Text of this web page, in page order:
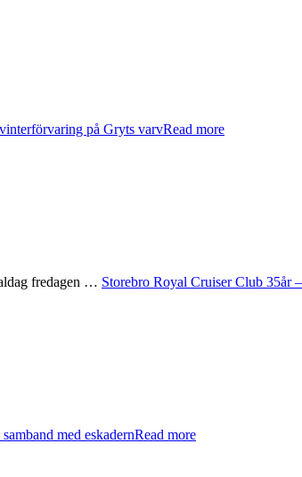
på Gryts varvRead more
fredagen … Storebro Royal Cruiser Club 35år
med eskadernRead more